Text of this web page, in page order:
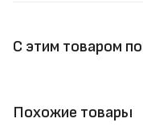
С этим товаром
Похожие товары